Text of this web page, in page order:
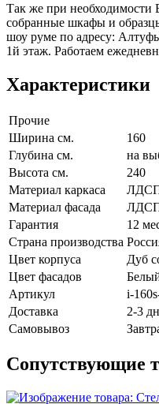
Так же при необходимости
собранные шкафы и
шоу руме по адресу:
1й этаж. Работаем
Характеристики
Прочие
Ширина см.
160
Глубина см.
на
Высота см.
240
Материал каркаса
Материал фасада
Гарантия
12
Страна производства
Цвет корпуса
Дуб
Цвет фасадов
Артикул
i-
Доставка
2-3
Самовывоз
Сопутствующие